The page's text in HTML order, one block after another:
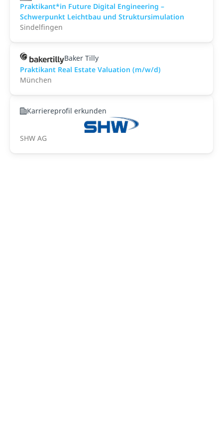
Praktikant*in Future Digital Engineering –
Schwerpunkt Leichtbau und Struktursimulation
Sindelfingen
Baker Tilly
Praktikant Real Estate Valuation (m/w/d)
München
Karriereprofil erkunden
SHW AG